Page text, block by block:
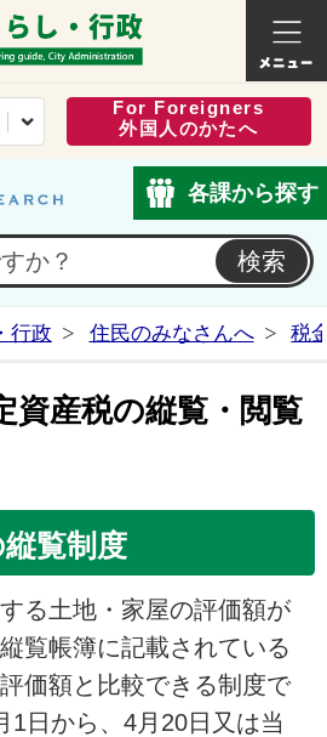
常総市公式ホームページ
くらし
For Foreigners
外国人のかたへ
各課から探す
行政 住民のみなさんへ 税
資産税の縦覧・閲覧
覧制度
る土地・家屋の評価額が
覧帳簿に記載されている
価額と比較できる制度で
1日から、4月20日又は当